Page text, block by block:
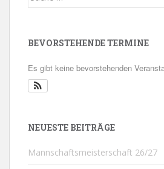
BEVORSTEHENDE TERMINE
Es gibt keine bevorstehenden
NEUESTE BEITRÄGE
Mannschaftsmeisterschaft 26/27